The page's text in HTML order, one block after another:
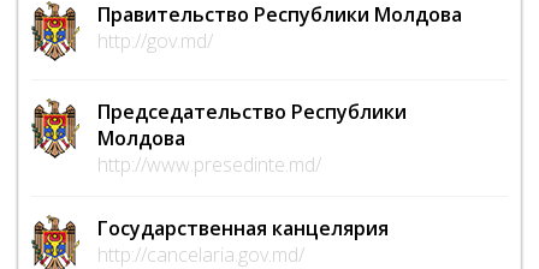
Правительство Республики Молдова
http://gov.md/
Председательство Республики
Молдова
http://www.presedinte.md/
Государственная канцелярия
http://cancelaria.gov.md/